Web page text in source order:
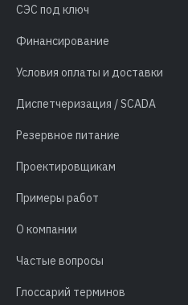
СЭС под ключ
Финансирование
Условия оплаты и доставки
Диспетчеризация / SCADA
Резервное питание
Проектировщикам
Примеры работ
О компании
Частые вопросы
Глоссарий терминов